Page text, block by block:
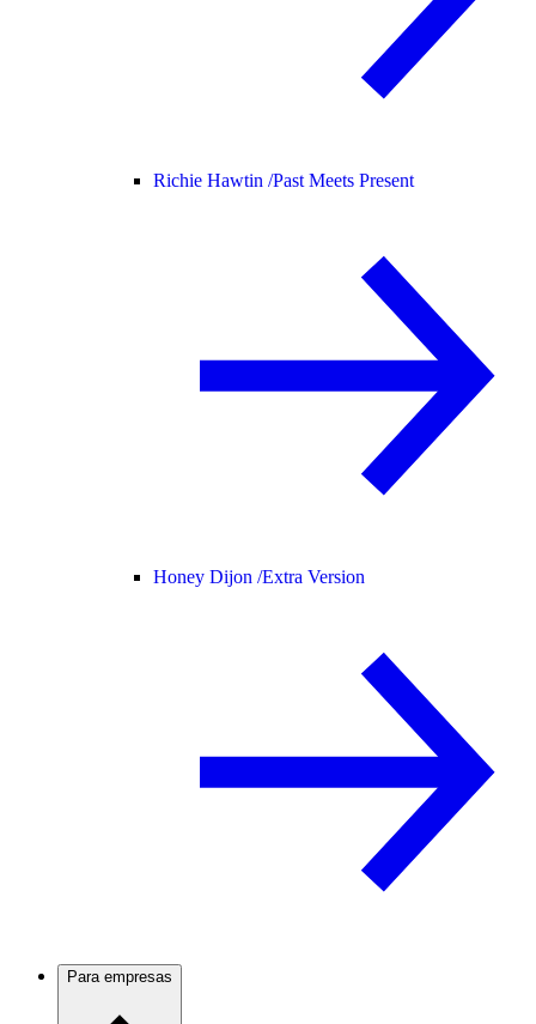
Richie Hawtin /Past Meets Present
Honey Dijon /Extra Version
Para empresas